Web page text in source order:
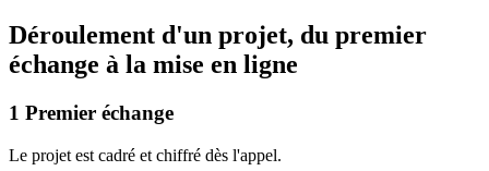
Déroulement d'un projet, du premier
échange à la mise en ligne
1 Premier échange
Le projet est cadré et chiffré dès l'appel.